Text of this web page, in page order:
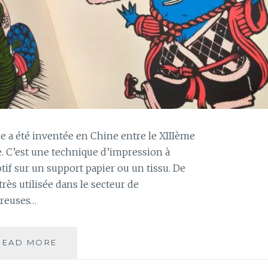
a été inventée en Chine entre le XIIIème
une technique d’impression à
sur un support papier ou un tissu. De
utilisée dans le secteur de
MORE